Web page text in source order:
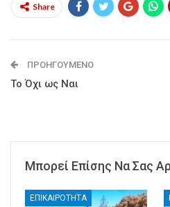
Share
ΠΡΟΗΓΟΎΜΕΝΟ
Το Όχι ως Ναι
Μπορεί Επίσης Να Σας
ΕΠΙΚΑΙΡΟΤΗΤΑ